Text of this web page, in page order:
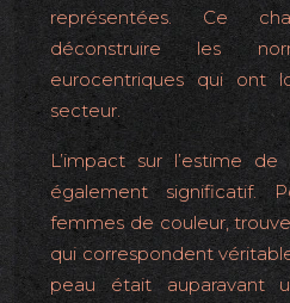
représentées. Ce
déconstruire les
eurocentriques qui ont
secteur.
L’impact sur l’estime
également significatif.
femmes de couleur,
qui correspondent
peau était auparavant